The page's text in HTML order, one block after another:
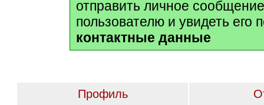
отправить личное
пользователю и увидеть его
контактные данные
Профиль